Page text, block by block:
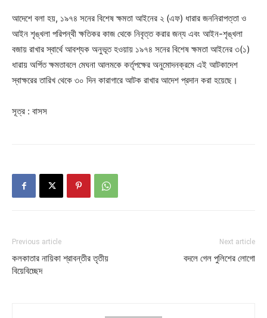
আদেশে বলা হয়, ১৯৭৪ সনের বিশেষ ক্ষমতা আইনের ২ (এফ) ধারার জননিরাপত্তা ও
আইন শৃঙ্খলা পরিপন্থী ক্ষতিকর কাজ থেকে নিবৃত্ত করার জন্য এবং আইন-শৃঙ্খলা
বজায় রাখার স্বার্থে আবশ্যক অনুভূত হওয়ায় ১৯৭৪ সনের বিশেষ ক্ষমতা আইনের ৩(১)
ধারায় অর্পিত ক্ষমতাবলে মেঘনা আলমকে কর্তৃপক্ষের অনুমোদনক্রমে এই আটকাদেশ
স্বাক্ষরের তারিখ থেকে ৩০ দিন কারাগারে আটক রাখার আদেশ প্রদান করা হয়েছে।
সূত্র : বাসস
Previous article
কলকাতার নায়িকা শ্রাবন্তীর তৃতীয়
বিয়েবিচ্ছেদ
Next article
বদলে গেল পুলিশের লোগো